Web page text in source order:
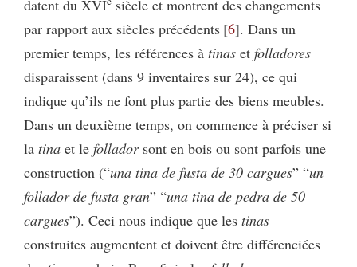
datent du XVI siècle et montrent des changements
par rapport aux siècles précédents 6 . Dans un
premier temps, les références à tinas et folladores
disparaissent (dans 9 inventaires sur 24), ce qui
indique qu’ils ne font plus partie des biens meubles.
Dans un deuxième temps, on commence à préciser si
la tina et le folladorsont en bois ou sont parfois une
construction (“una tina de fusta de 30 cargues” “un
follador de fusta gran” “una tina de pedra de 50
cargues”). Ceci nous indique que les tinas
construites augmentent et doivent être différenciées